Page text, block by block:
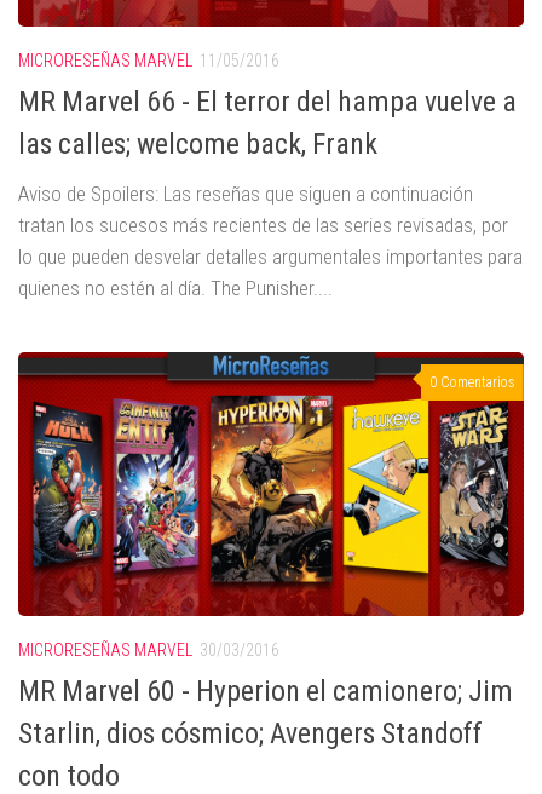
MICRORESEÑAS MARVEL 11/05/2016
MR Marvel 66 - El terror del hampa vuelve a
las calles; welcome back, Frank
Aviso de Spoilers: Las reseñas que siguen a continuación
tratan los sucesos más recientes de las series revisadas, por
lo que pueden desvelar detalles argumentales importantes para
quienes no estén al día. The Punisher....
0 Comentarios
MICRORESEÑAS MARVEL 30/03/2016
MR Marvel 60 - Hyperion el camionero; Jim
Starlin, dios cósmico; Avengers Standoff
con todo